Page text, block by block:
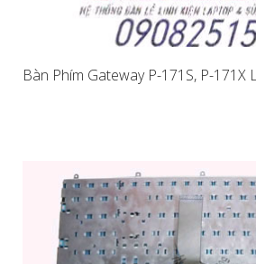
Bàn Phím Gateway P-171S, P-171X